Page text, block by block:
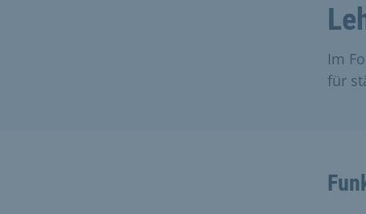
Im
für